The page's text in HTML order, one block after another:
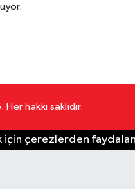
hakkı saklıdır.
çerezlerden